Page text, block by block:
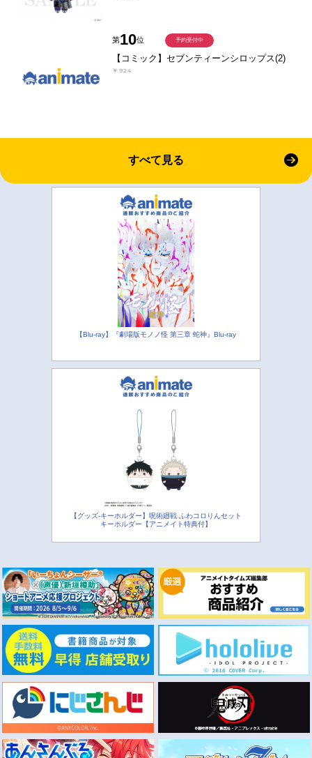
第10位
【コミック】セブンティーンシロップス(2)
￥924
予約受付中
すべて見る
【Blu-ray】『劇場版モノノ怪 第三章 蛇神』Blu-ray
【グッズ-キーホルダー】呪術廻戦 ふわコロりんセット
キーホルダー【アニメイト特典付】